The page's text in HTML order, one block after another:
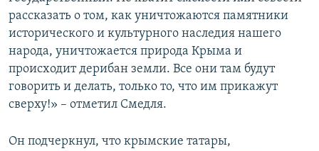
рассказать о том, как уничтожаются памятники
исторического и культурного наследия нашего
народа, уничтожается природа Крыма и
происходит дерибан земли. Все они там будут
говорить и делать, только то, что им прикажут
сверху!» – отметил Смедля.
Он подчеркнул, что крымские татары,